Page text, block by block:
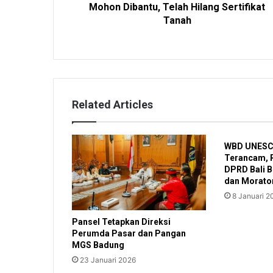
Mohon Dibantu, Telah Hilang Sertifikat
Tanah
Related Articles
Pansel Tetapkan Direksi
Perumda Pasar dan Pangan
MGS Badung
23 Januari 2026
WBD
Terancam,
DPRD Bali
dan
8 Januari